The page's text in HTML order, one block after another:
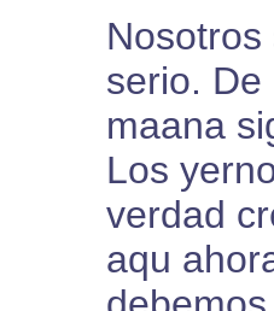
serio.
maana
Los
verdad
aqu